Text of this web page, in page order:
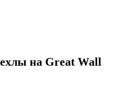
на Great Wall